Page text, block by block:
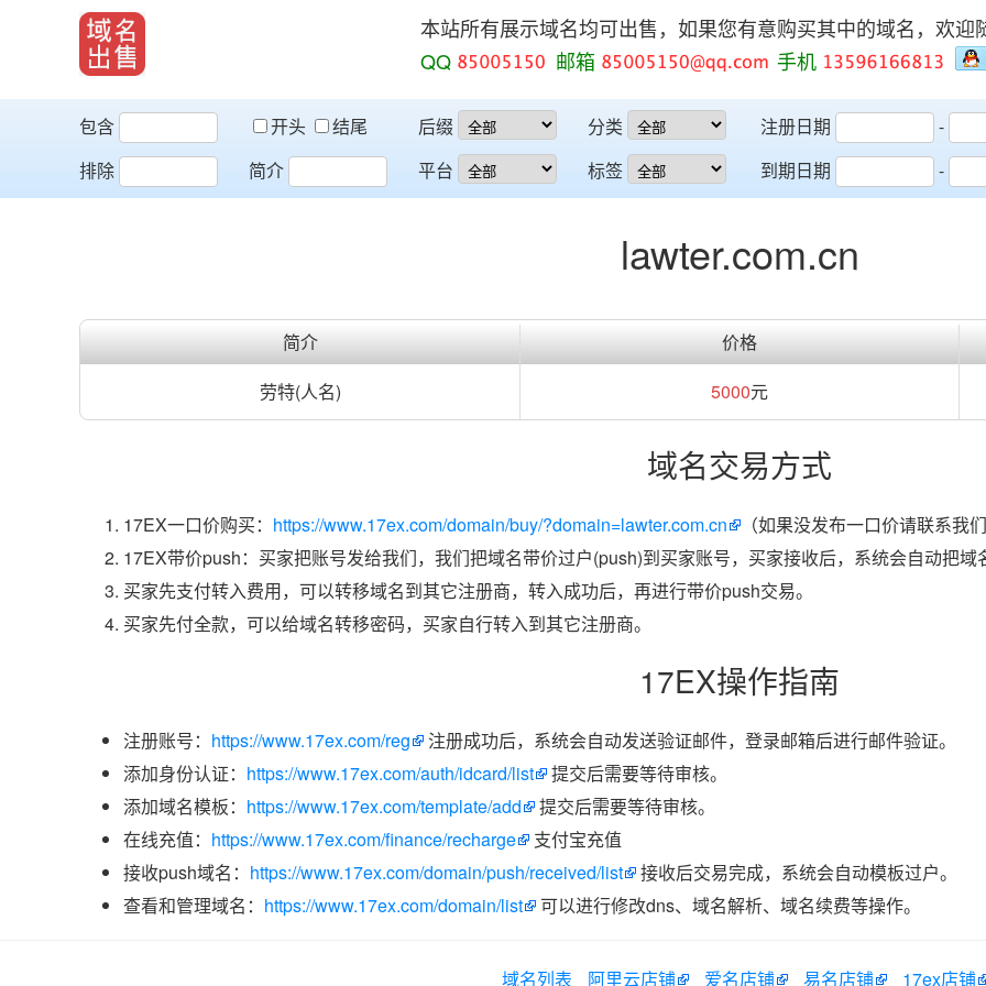
本站所有展示域名均可出售，如果您有意购买其中的域名，欢迎
QQ
邮箱 手机
包含 开头
结尾
排除
简介
后缀
平台
分类
标签
注册日期
-
到期日期
-
lawter.com.cn
简介 价格
劳特(人名)
5000元
域名交易方式
17EX一口价购买： https://www.17ex.com/domain/buy/?domain=lawter.com.cn
（如果没发布一口价请联系我
17EX带价push：买家把账号发给我们，我们把域名带价过户(push)到买家账号，买家接收后，系统会自动把域
买家先支付转入费用，可以转移域名到其它注册商，转入成功后，再进行带价push交易。
买家先付全款，可以给域名转移密码，买家自行转入到其它注册商。
17EX操作指南
注册账号： https://www.17ex.com/reg
注册成功后，系统会自动发送验证邮件，登录邮箱后进行邮件验证。
添加身份认证： https://www.17ex.com/auth/idcard/list
提交后需要等待审核。
添加域名模板： https://www.17ex.com/template/add
提交后需要等待审核。
在线充值： https://www.17ex.com/finance/recharge
支付宝充值
接收push域名： https://www.17ex.com/domain/push/received/list
接收后交易完成，系统会自动模板过户。
查看和管理域名： https://www.17ex.com/domain/list 可以进行修改dns、域名解析、域名续费等操作。
域名列表 阿里云店铺 爱名店铺 易名店铺 17ex店铺